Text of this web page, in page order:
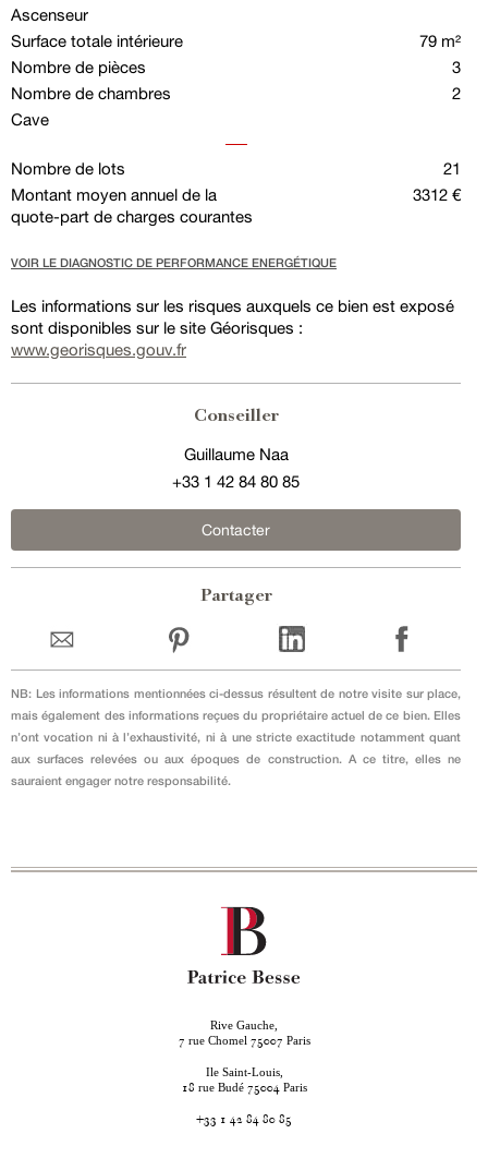
Ascenseur
Surface totale intérieure
79 m²
Nombre de pièces
3
Nombre de chambres
2
Cave
Nombre de lots
21
Montant moyen annuel de la
quote-part de charges courantes
3312 €
VOIR LE DIAGNOSTIC DE PERFORMANCE ENERGÉTIQUE
Les informations sur les risques auxquels ce bien est exposé
sont disponibles sur le site Géorisques :
www.georisques.gouv.fr
Conseiller
Guillaume Naa
+33 1 42 84 80 85
Contacter
Partager
NB: Les informations mentionnées ci-dessus résultent de notre visite sur place,
mais également des informations reçues du propriétaire actuel de ce bien. Elles
n’ont vocation ni à l’exhaustivité, ni à une stricte exactitude notamment quant
aux surfaces relevées ou aux époques de construction. A ce titre, elles ne
sauraient engager notre responsabilité.
Rive Gauche,
7 rue Chomel 75007 Paris
Ile Saint-Louis,
18 rue Budé 75004 Paris
+33 1 42 84 80 85